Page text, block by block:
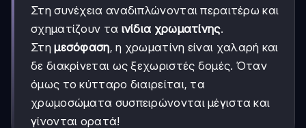
Στη συνέχεια αναδιπλώνονται περαιτέρω και
σχηματίζουν τα ινίδια χρωματίνης.
Στημεσόφαση, η χρωματίνη είναι χαλαρή και
δε διακρίνεται ως ξεχωριστές δομές. Όταν
όμως το κύτταρο διαιρείται, τα
χρωμοσώματα συσπειρώνονται μέγιστα και
γίνονται ορατά!